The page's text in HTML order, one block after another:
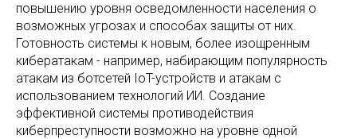
повышению уровня осведомленности населения о
возможных угрозах и способах защиты от них.
Готовность системы к новым, более изощренным
кибератакам - например, набирающим популярность
атакам из ботсетей IoT-устройств и атакам с
использованием технологий ИИ. Создание
эффективной системы противодействия
киберпреступности возможно на уровне одной